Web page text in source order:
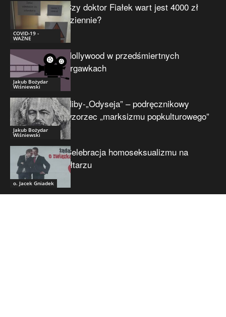
COVID-19 -
WAŻNE
Czy doktor Fiałek wart jest 4000 zł
dziennie?
Jakub Bożydar
Wiśniewski
Hollywood w przedśmiertnych
drgawkach
Jakub Bożydar
Wiśniewski
Niby-„Odyseja” – podręcznikowy
wzorzec „marksizmu popkulturowego”
o. Jacek Gniadek
Celebracja homoseksualizmu na
ołtarzu